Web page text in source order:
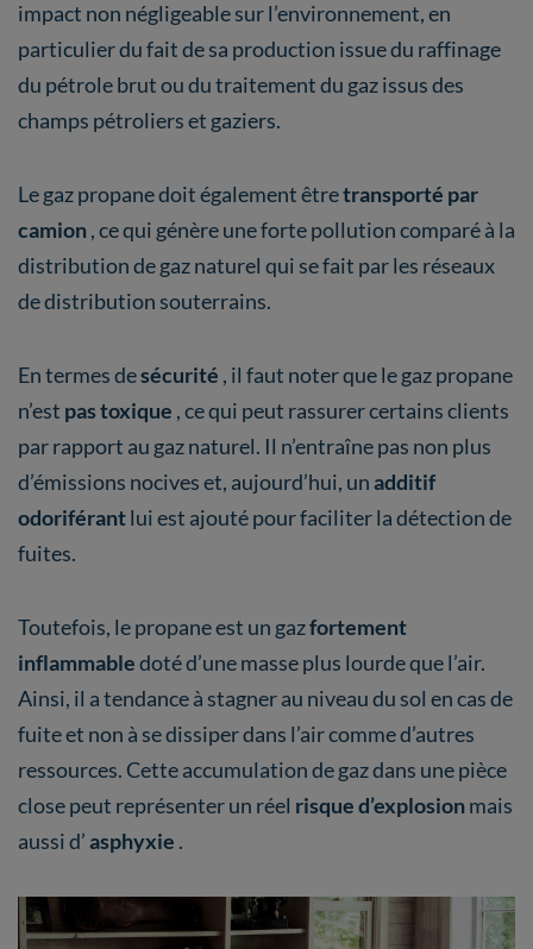
impact non négligeable sur l’environnement, en
particulier du fait de sa production issue du raffinage
du pétrole brut ou du traitement du gaz issus des
champs pétroliers et gaziers.
Le gaz propane doit également êtretransporté par
camion, ce qui génère une forte pollution comparé à la
distribution de gaz naturel qui se fait par les réseaux
de distribution souterrains.
En termes desécurité , il faut noter que le gaz propane
n’est pas toxique , ce qui peut rassurer certains clients
par rapport au gaz naturel. Il n’entraîne pas non plus
d’émissions nocives et, aujourd’hui, unadditif
odoriférantlui est ajouté pour faciliter la détection de
fuites.
Toutefois, le propane est un gazfortement
inflammabledoté d’une masse plus lourde que l’air.
Ainsi, il a tendance à stagner au niveau du sol en cas de
fuite et non à se dissiper dans l’air comme d’autres
ressources. Cette accumulation de gaz dans une pièce
close peut représenter un réel risque d’explosionmais
aussi d’asphyxie .